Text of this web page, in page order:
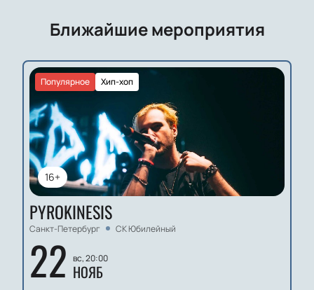
Ближайшие мероприятия
16+
Хип-хоп
Популярное
PYROKINESIS
Санкт-Петербург СК Юбилейный
22 вс, 20:00
НОЯБ